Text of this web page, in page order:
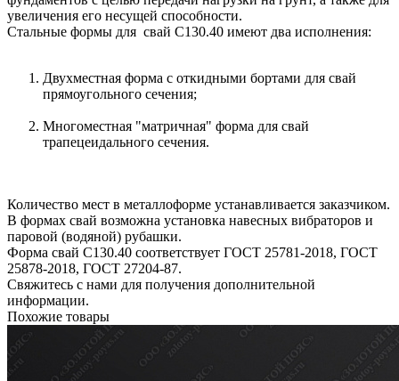
увеличения его несущей способности.
Стальные формы для свай С130.40 имеют два исполнения:
Двухместная форма с откидными бортами для свай
прямоугольного сечения;
Многоместная "матричная" форма для свай
трапецеидального сечения.
Количество мест в металлоформе устанавливается заказчиком.
В формах свай возможна установка навесных вибраторов и
паровой (водяной) рубашки.
Форма свай С130.40 соответствует ГОСТ 25781-2018, ГОСТ
25878-2018, ГОСТ 27204-87.
Свяжитесь с нами для получения дополнительной
информации.
Похожие товары